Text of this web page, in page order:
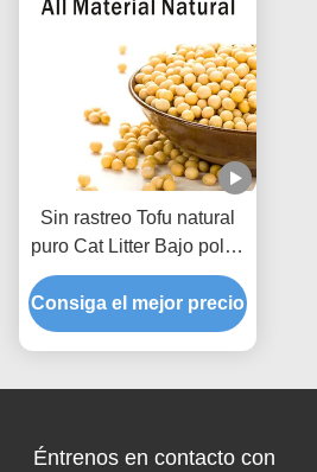
Sin rastreo Tofu natural
puro Cat Litter Bajo polvo
Hard Clumping Limpias
de patas fórmula
Consiga el mejor precio
Éntrenos en contacto con